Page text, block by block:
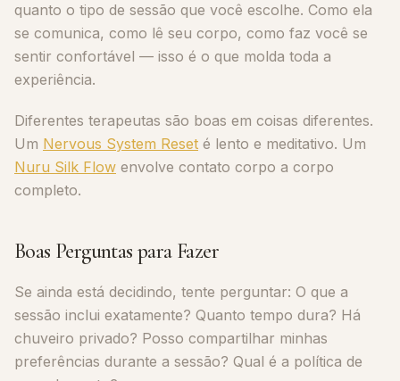
quanto o tipo de sessão que você escolhe. Como ela
se comunica, como lê seu corpo, como faz você se
sentir confortável — isso é o que molda toda a
experiência.
Diferentes terapeutas são boas em coisas diferentes.
Um Nervous System Reset é lento e meditativo. Um
Nuru Silk Flow envolve contato corpo a corpo
completo.
Boas Perguntas para Fazer
Se ainda está decidindo, tente perguntar: O que a
sessão inclui exatamente? Quanto tempo dura? Há
chuveiro privado? Posso compartilhar minhas
preferências durante a sessão? Qual é a política de